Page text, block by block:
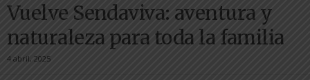
Vuelve Sendaviva: aventura y
naturaleza para toda la familia
4 abril, 2025